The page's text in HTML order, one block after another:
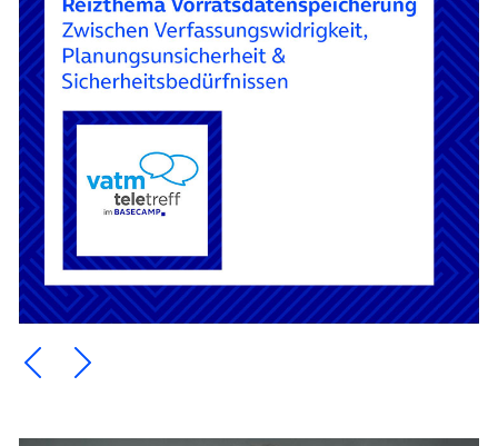
Ein Element zurück blättern
Ein Element weiter blättern